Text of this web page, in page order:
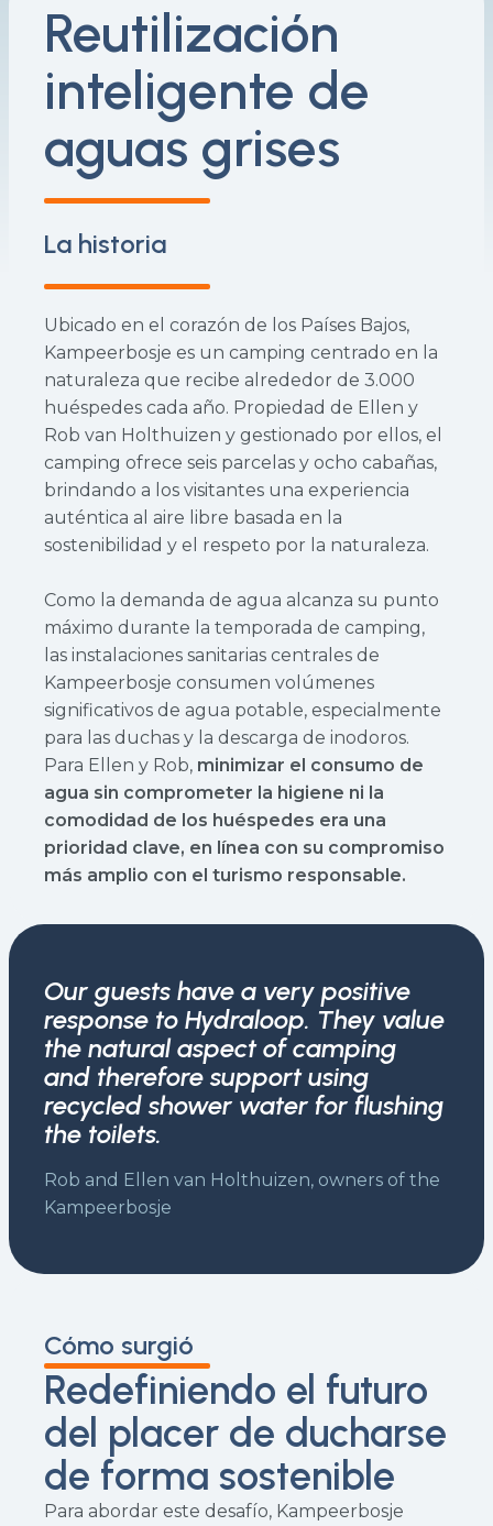
Reutilización
inteligente de
aguas grises
La historia
Ubicado en el corazón de los Países Bajos,
Kampeerbosje es un camping centrado en la
naturaleza que recibe alrededor de 3.000
huéspedes cada año. Propiedad de Ellen y
Rob van Holthuizen y gestionado por ellos, el
camping ofrece seis parcelas y ocho cabañas,
brindando a los visitantes una experiencia
auténtica al aire libre basada en la
sostenibilidad y el respeto por la naturaleza.
Como la demanda de agua alcanza su punto
máximo durante la temporada de camping,
las instalaciones sanitarias centrales de
Kampeerbosje consumen volúmenes
significativos de agua potable, especialmente
para las duchas y la descarga de inodoros.
Para Ellen y Rob, minimizar el consumo de
agua sin comprometer la higiene ni la
comodidad de los huéspedes era una
prioridad clave, en línea con su compromiso
más amplio con el turismo responsable.
Our guests have a very positive
response to Hydraloop. They value
the natural aspect of camping
and therefore support using
recycled shower water for flushing
the toilets.
Rob and Ellen van Holthuizen, owners of the
Kampeerbosje
Cómo surgió
Redefiniendo el futuro
del placer de ducharse
de forma sostenible
Para abordar este desafío, Kampeerbosje